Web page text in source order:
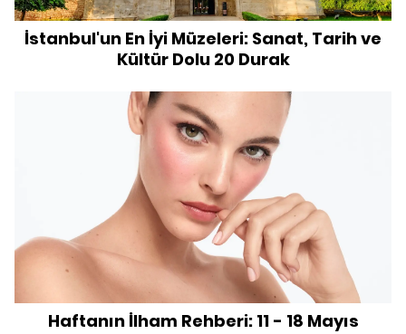
İstanbul'un En İyi Müzeleri: Sanat, Tarih ve
Kültür Dolu 20 Durak
Haftanın İlham Rehberi: 11 - 18 Mayıs